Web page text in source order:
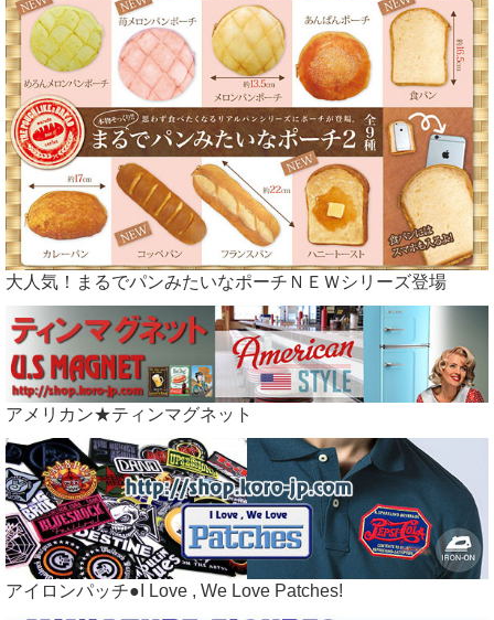
大人気！まるでパンみたいなポーチＮＥＷシリーズ登場
アメリカン★ティンマグネット
アイロンパッチ●I Love , We Love Patches!